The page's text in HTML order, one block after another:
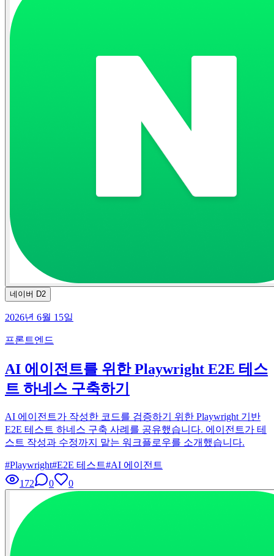
네이버 D2
2026년 6월 15일
프론트엔드
AI 에이전트를 위한 Playwright E2E 테스
트 하네스 구축하기
AI 에이전트가 작성한 코드를 검증하기 위한 Playwright 기반
E2E 테스트 하네스 구축 사례를 공유했습니다. 에이전트가 테
스트 작성과 수정까지 맡는 워크플로우를 소개했습니다.
#Playwright#E2E 테스트#AI 에이전트
172
0 0